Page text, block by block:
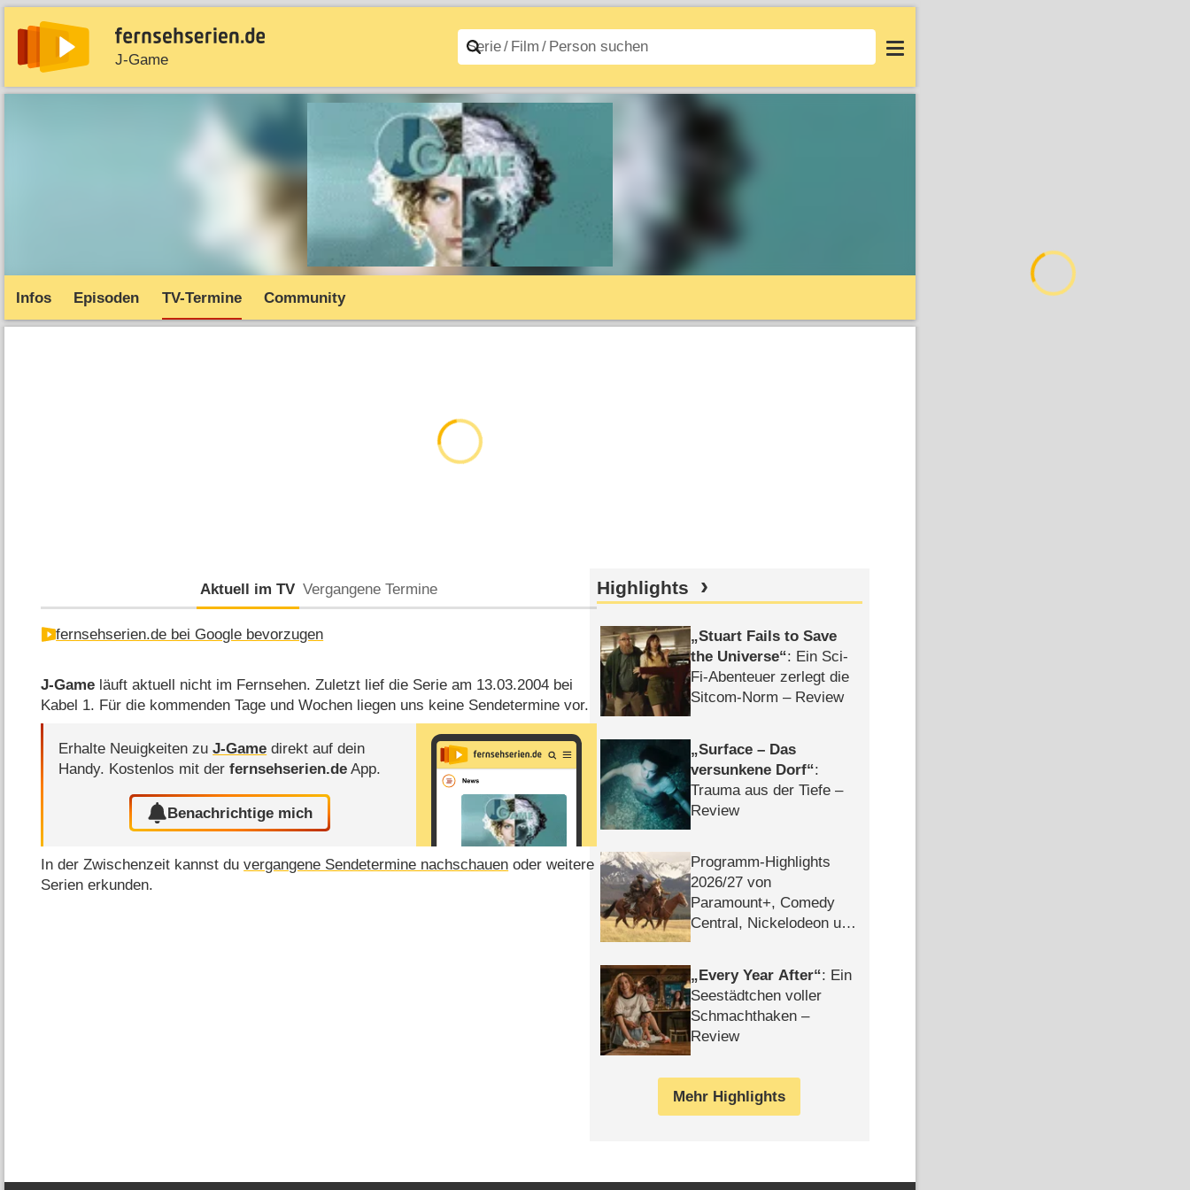
J-Game
News Entdecken Filme A–Z Login
Infos Episoden TV-Termine Community
Aktuell im TV Vergangene Termine
fernsehserien.de bei Google bevorzugen
J-Game läuft aktuell nicht im Fernsehen. Zuletzt lief die Serie am 13.03.2004 bei
Kabel 1. Für die kommenden Tage und Wochen liegen uns keine Sendetermine vor.
Erhalte Neuigkeiten zuJ-Game direkt auf dein
Handy. Kostenlos mit derfernsehserien.de App.
Benachrichtige mich
In der Zwischenzeit kannst duvergangene Sendetermine nachschauen oder weitere
Serien erkunden.
Highlights
Stuart Fails to Save
the Universe : Ein Sci-
Fi-Abenteuer zerlegt die
Sitcom-Norm – Review
Surface – Das
versunkene Dorf :
Trauma aus der Tiefe –
Review
Programm-Highlights
2026/​27 von
Paramount+, Comedy
Central, Nickelodeon und
Every Year After : Ein
Seestädtchen voller
Schmachthaken –
Review
Mehr Highlights